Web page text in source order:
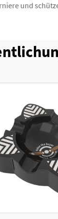
und